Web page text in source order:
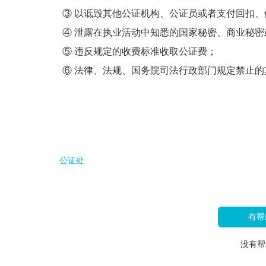
③ 以诋毁其他公证机构、公证员或者支付回扣
④ 泄露在执业活动中知悉的国家秘密、商业秘
⑤ 违反规定的收费标准收取公证费；
⑥ 法律、法规、国务院司法行政部门规定禁止
公证处
有
没有